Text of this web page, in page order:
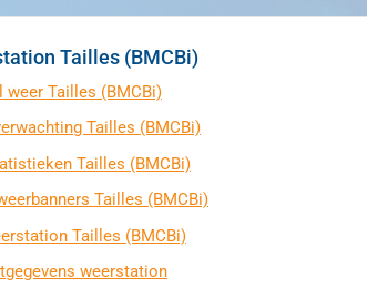
Tailles (BMCBi)
weer Tailles (BMCBi)
Tailles (BMCBi)
Tailles (BMCBi)
Tailles (BMCBi)
Tailles (BMCBi)
weerstation